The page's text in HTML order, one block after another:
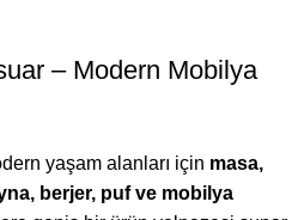
– Modern Mobilya
yaşam alanları için masa,
berjer, puf ve mobilya